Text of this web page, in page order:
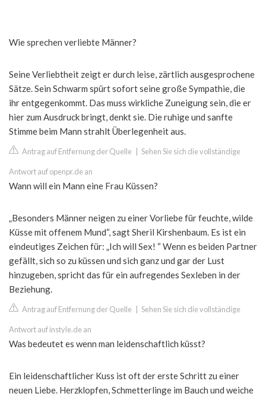
Wie sprechen verliebte Männer?
Seine Verliebtheit zeigt er durch leise, zärtlich ausgesprochene
Sätze. Sein Schwarm spürt sofort seine große Sympathie, die
ihr entgegenkommt. Das muss wirkliche Zuneigung sein, die er
hier zum Ausdruck bringt, denkt sie. Die ruhige und sanfte
Stimme beim Mann strahlt Überlegenheit aus.
Antrag auf Entfernung der Quelle Sehen Sie sich die vollständige
Antwort auf openpr.de an
Wann will ein Mann eine Frau Küssen?
„Besonders Männer neigen zu einer Vorliebe für feuchte, wilde
Küsse mit offenem Mund“, sagt Sheril Kirshenbaum. Es ist ein
eindeutiges Zeichen für: „Ich will Sex! “ Wenn es beiden Partner
gefällt, sich so zu küssen und sich ganz und gar der Lust
hinzugeben, spricht das für ein aufregendes Sexleben in der
Beziehung.
Antrag auf Entfernung der Quelle Sehen Sie sich die vollständige
Antwort auf instyle.de an
Was bedeutet es wenn man leidenschaftlich küsst?
Ein leidenschaftlicher Kuss ist oft der erste Schritt zu einer
neuen Liebe. Herzklopfen, Schmetterlinge im Bauch und weiche